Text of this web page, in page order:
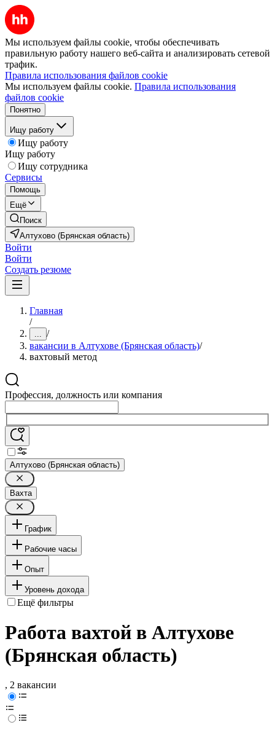
Мы используем файлы cookie, чтобы обеспечивать
правильную работу нашего веб-сайта и анализировать сетевой
трафик.
Правила использования файлов cookie
Мы используем файлы cookie. Правила использования
файлов cookie
Понятно
Ищу работу
Ищу работу
Ищу работу
Ищу сотрудника
Сервисы
Помощь
Ещё
Поиск
Алтухово (Брянская область)
Войти
Войти
Создать резюме
Главная
/
... /
вакансии в Алтухове (Брянская область)/
вахтовый метод
Профессия, должность или компания
Алтухово (Брянская область)
Вахта
График
Рабочие часы
Опыт
Уровень дохода
Ещё фильтры
Работа вахтой в Алтухове
(Брянская область)
, 2 вакансии